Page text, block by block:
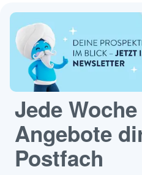
Jede
Angebote
Postfach